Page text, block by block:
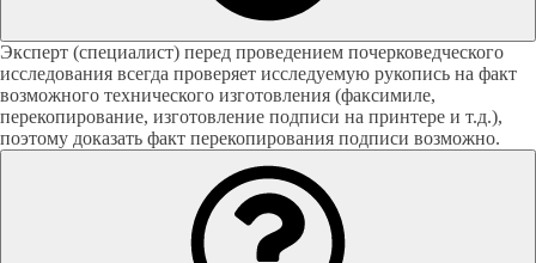
Эксперт (специалист) перед проведением почерковедческого
исследования всегда проверяет исследуемую рукопись на факт
возможного технического изготовления (факсимиле,
перекопирование, изготовление подписи на принтере и т.д.),
поэтому доказать факт перекопирования подписи возможно.